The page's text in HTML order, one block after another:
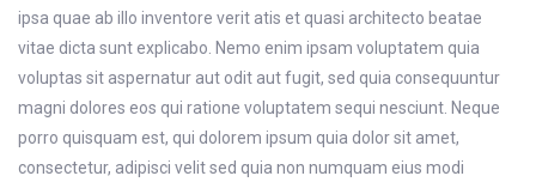
ipsa quae ab illo inventore verit atis et quasi architecto beatae
vitae dicta sunt explicabo. Nemo enim ipsam voluptatem quia
voluptas sit aspernatur aut odit aut fugit, sed quia consequuntur
magni dolores eos qui ratione voluptatem sequi nesciunt. Neque
porro quisquam est, qui dolorem ipsum quia dolor sit amet,
consectetur, adipisci velit sed quia non numquam eius modi